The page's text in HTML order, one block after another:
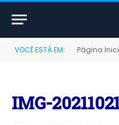
VOCÊ ESTÁ EM: Página
IMG-